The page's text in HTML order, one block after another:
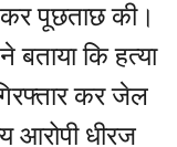
कर पूछताछ की।
बताया कि हत्या
कर जेल
आरोपी धीरज